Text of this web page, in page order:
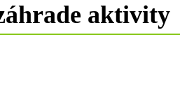
aktivity